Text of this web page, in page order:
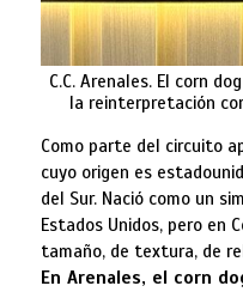
C.C. Arenales. El corn
la reinterpretación
Como parte del circuito
cuyo origen es
del Sur. Nació como un
Estados Unidos, pero en
tamaño, de textura, de
En Arenales, el corn